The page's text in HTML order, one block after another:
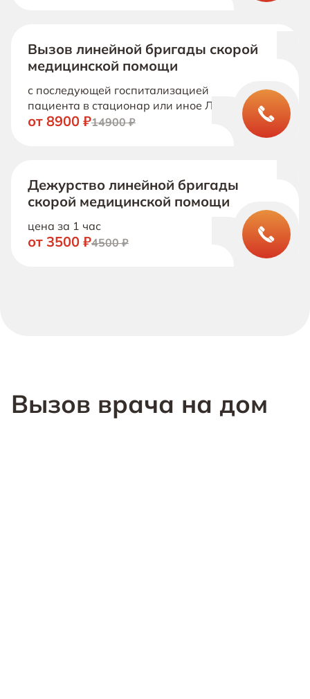
Вызов линейной бригады скорой
медицинской помощи
с последующей госпитализацией
пациента в стационар или иное ЛПУ
от 8900 ₽14900 ₽
Дежурство линейной бригады
скорой медицинской помощи
цена за 1 час
от 3500 ₽4500 ₽
Вызов врача на дом